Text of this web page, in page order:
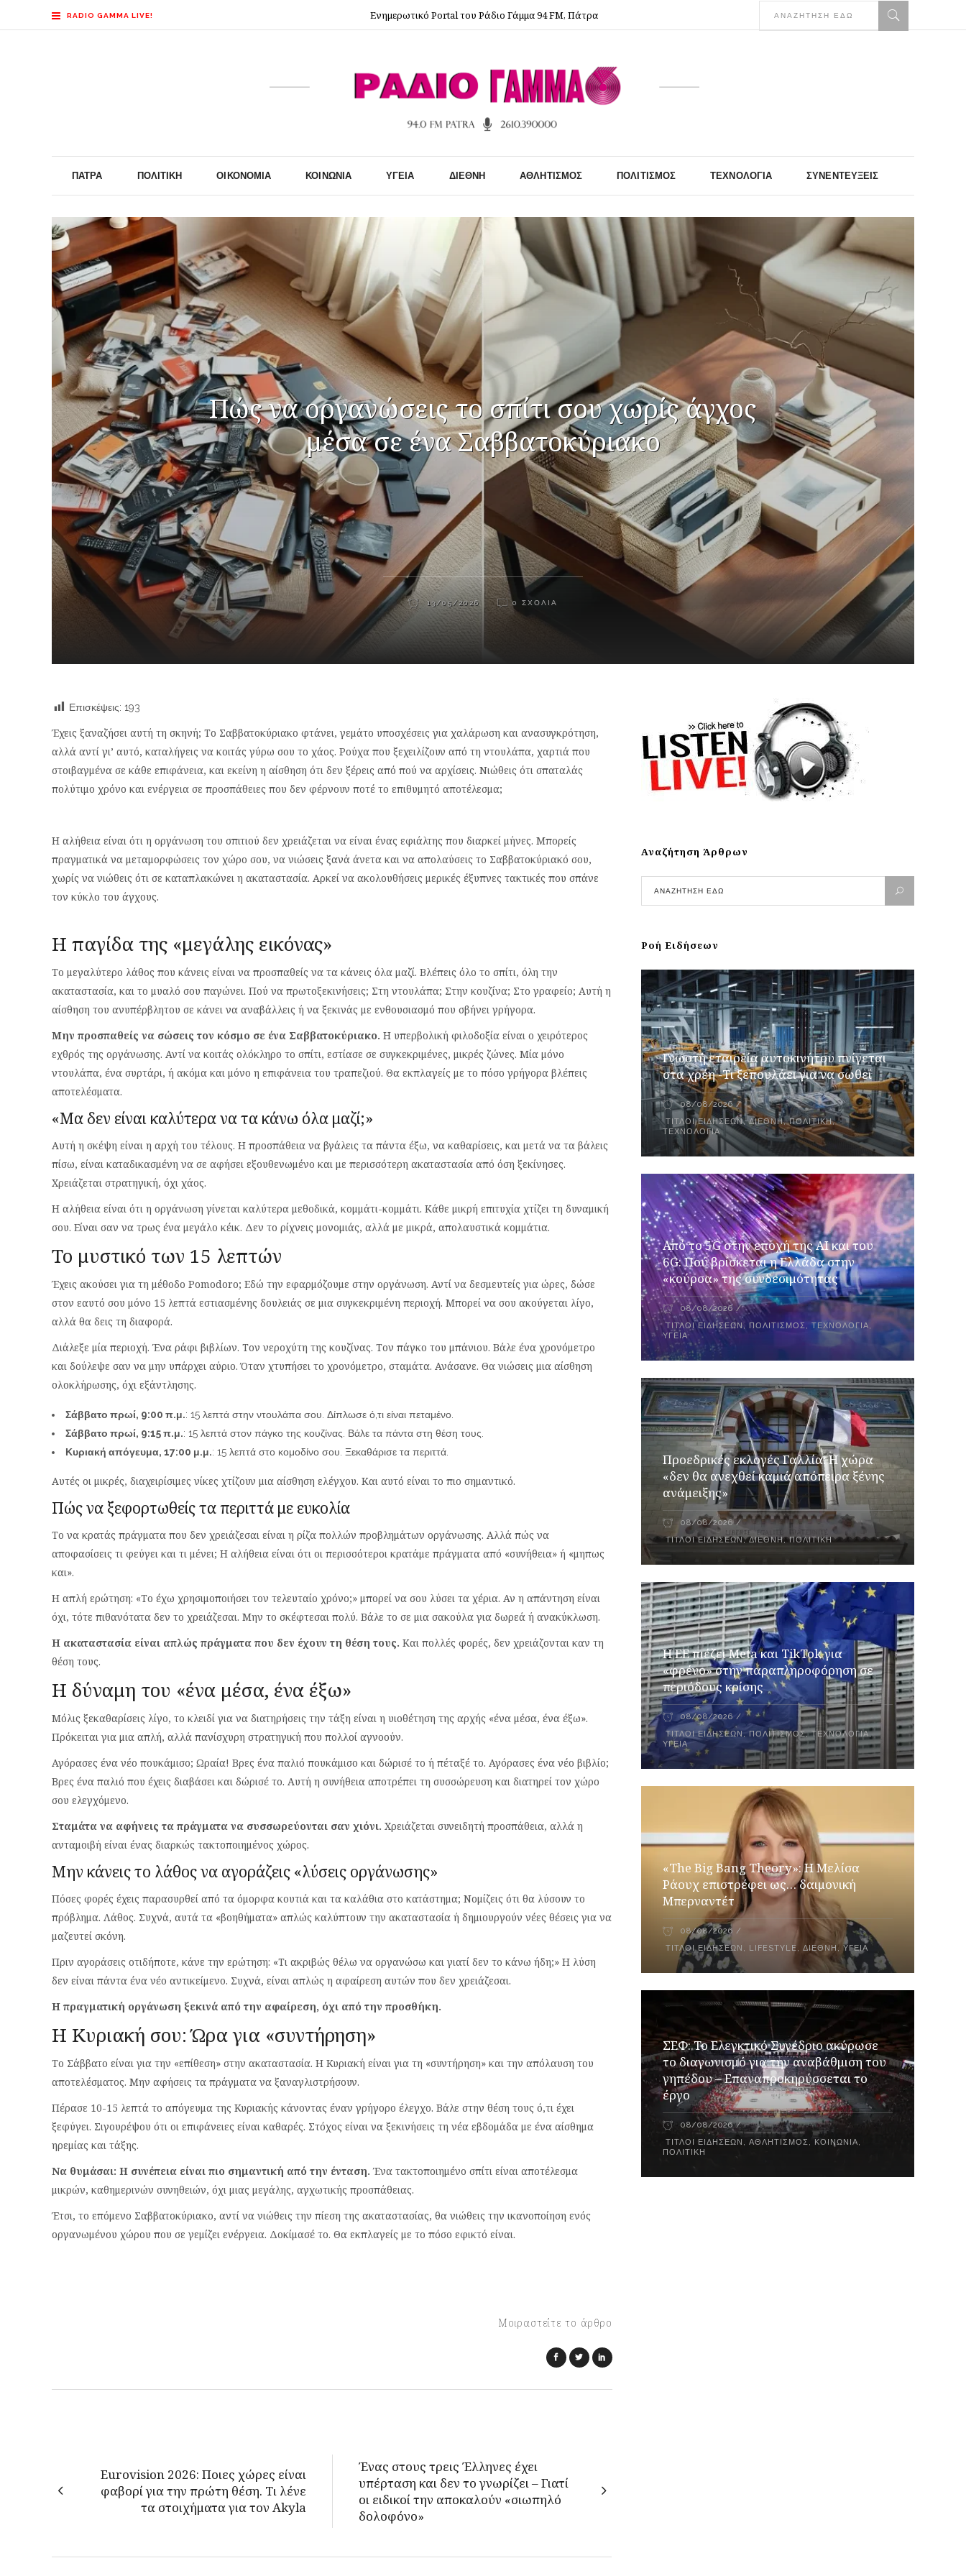
RADIO GAMMA LIVE! Ενημερωτικό Portal του Ράδιο Γάμμα 94 FM, Πάτρα
ΠΆΤΡΑ ΠΟΛΙΤΙΚΉ ΟΙΚΟΝΟΜΊΑ ΚΟΙΝΩΝΊΑ ΥΓΕΊΑ ΔΙΕΘΝΉ ΑΘΛΗΤΙΣΜΌΣ ΠΟΛΙΤΙΣΜΌΣ ΤΕΧΝΟΛΟΓΊΑ ΣΥΝΕΝΤΕΎΞΕΙΣ
Πώς να οργανώσεις το σπίτι σου χωρίς άγχος
μέσα σε ένα Σαββατοκύριακο
13/05/2026 0 ΣΧΌΛΙΑ
Επισκέψεις: 193
Έχεις ξαναζήσει αυτή τη σκηνή; Το Σαββατοκύριακο φτάνει, γεμάτο υποσχέσεις για χαλάρωση και ανασυγκρότηση,
αλλά αντί γι’ αυτό, καταλήγεις να κοιτάς γύρω σου το χάος. Ρούχα που ξεχειλίζουν από τη ντουλάπα, χαρτιά που
στοιβαγμένα σε κάθε επιφάνεια, και εκείνη η αίσθηση ότι δεν ξέρεις από πού να αρχίσεις. Νιώθεις ότι σπαταλάς
πολύτιμο χρόνο και ενέργεια σε προσπάθειες που δεν φέρνουν ποτέ το επιθυμητό αποτέλεσμα;
Η αλήθεια είναι ότι η οργάνωση του σπιτιού δεν χρειάζεται να είναι ένας εφιάλτης που διαρκεί μήνες. Μπορείς
πραγματικά να μεταμορφώσεις τον χώρο σου, να νιώσεις ξανά άνετα και να απολαύσεις το Σαββατοκύριακό σου,
χωρίς να νιώθεις ότι σε καταπλακώνει η ακαταστασία. Αρκεί να ακολουθήσεις μερικές έξυπνες τακτικές που σπάνε
τον κύκλο του άγχους.
Η παγίδα της «μεγάλης εικόνας»
Το μεγαλύτερο λάθος που κάνεις είναι να προσπαθείς να τα κάνεις όλα μαζί. Βλέπεις όλο το σπίτι, όλη την
ακαταστασία, και το μυαλό σου παγώνει. Πού να πρωτοξεκινήσεις; Στη ντουλάπα; Στην κουζίνα; Στο γραφείο; Αυτή η
αίσθηση του ανυπέρβλητου σε κάνει να αναβάλλεις ή να ξεκινάς με ενθουσιασμό που σβήνει γρήγορα.
Μην προσπαθείς να σώσεις τον κόσμο σε ένα Σαββατοκύριακο. Η υπερβολική φιλοδοξία είναι ο χειρότερος
εχθρός της οργάνωσης. Αντί να κοιτάς ολόκληρο το σπίτι, εστίασε σε συγκεκριμένες, μικρές ζώνες. Μία μόνο
ντουλάπα, ένα συρτάρι, ή ακόμα και μόνο η επιφάνεια του τραπεζιού. Θα εκπλαγείς με το πόσο γρήγορα βλέπεις
αποτελέσματα.
«Μα δεν είναι καλύτερα να τα κάνω όλα μαζί;»
Αυτή η σκέψη είναι η αρχή του τέλους. Η προσπάθεια να βγάλεις τα πάντα έξω, να καθαρίσεις, και μετά να τα βάλεις
πίσω, είναι καταδικασμένη να σε αφήσει εξουθενωμένο και με περισσότερη ακαταστασία από όση ξεκίνησες.
Χρειάζεται στρατηγική, όχι χάος.
Η αλήθεια είναι ότι η οργάνωση γίνεται καλύτερα μεθοδικά, κομμάτι-κομμάτι. Κάθε μικρή επιτυχία χτίζει τη δυναμική
σου. Είναι σαν να τρως ένα μεγάλο κέικ. Δεν το ρίχνεις μονομιάς, αλλά με μικρά, απολαυστικά κομμάτια.
Το μυστικό των 15 λεπτών
Έχεις ακούσει για τη μέθοδο Pomodoro; Εδώ την εφαρμόζουμε στην οργάνωση. Αντί να δεσμευτείς για ώρες, δώσε
στον εαυτό σου μόνο 15 λεπτά εστιασμένης δουλειάς σε μια συγκεκριμένη περιοχή. Μπορεί να σου ακούγεται λίγο,
αλλά θα δεις τη διαφορά.
Διάλεξε μία περιοχή. Ένα ράφι βιβλίων. Τον νεροχύτη της κουζίνας. Τον πάγκο του μπάνιου. Βάλε ένα χρονόμετρο
και δούλεψε σαν να μην υπάρχει αύριο. Όταν χτυπήσει το χρονόμετρο, σταμάτα. Ανάσανε. Θα νιώσεις μια αίσθηση
ολοκλήρωσης, όχι εξάντλησης.
Σάββατο πρωί, 9:00 π.μ.: 15 λεπτά στην ντουλάπα σου. Δίπλωσε ό,τι είναι πεταμένο.
Σάββατο πρωί, 9:15 π.μ.: 15 λεπτά στον πάγκο της κουζίνας. Βάλε τα πάντα στη θέση τους.
Κυριακή απόγευμα, 17:00 μ.μ.: 15 λεπτά στο κομοδίνο σου. Ξεκαθάρισε τα περιττά.
Αυτές οι μικρές, διαχειρίσιμες νίκες χτίζουν μια αίσθηση ελέγχου. Και αυτό είναι το πιο σημαντικό.
Πώς να ξεφορτωθείς τα περιττά με ευκολία
Το να κρατάς πράγματα που δεν χρειάζεσαι είναι η ρίζα πολλών προβλημάτων οργάνωσης. Αλλά πώς να
αποφασίσεις τι φεύγει και τι μένει; Η αλήθεια είναι ότι οι περισσότεροι κρατάμε πράγματα από «συνήθεια» ή «μηπως
και».
Η απλή ερώτηση: «Το έχω χρησιμοποιήσει τον τελευταίο χρόνο;» μπορεί να σου λύσει τα χέρια. Αν η απάντηση είναι
όχι, τότε πιθανότατα δεν το χρειάζεσαι. Μην το σκέφτεσαι πολύ. Βάλε το σε μια σακούλα για δωρεά ή ανακύκλωση.
Η ακαταστασία είναι απλώς πράγματα που δεν έχουν τη θέση τους. Και πολλές φορές, δεν χρειάζονται καν τη
θέση τους.
Η δύναμη του «ένα μέσα, ένα έξω»
Μόλις ξεκαθαρίσεις λίγο, το κλειδί για να διατηρήσεις την τάξη είναι η υιοθέτηση της αρχής «ένα μέσα, ένα έξω».
Πρόκειται για μια απλή, αλλά πανίσχυρη στρατηγική που πολλοί αγνοούν.
Αγόρασες ένα νέο πουκάμισο; Ωραία! Βρες ένα παλιό πουκάμισο και δώρισέ το ή πέταξέ το. Αγόρασες ένα νέο βιβλίο;
Βρες ένα παλιό που έχεις διαβάσει και δώρισέ το. Αυτή η συνήθεια αποτρέπει τη συσσώρευση και διατηρεί τον χώρο
σου ελεγχόμενο.
Σταμάτα να αφήνεις τα πράγματα να συσσωρεύονται σαν χιόνι. Χρειάζεται συνειδητή προσπάθεια, αλλά η
ανταμοιβή είναι ένας διαρκώς τακτοποιημένος χώρος.
Μην κάνεις το λάθος να αγοράζεις «λύσεις οργάνωσης»
Πόσες φορές έχεις παρασυρθεί από τα όμορφα κουτιά και τα καλάθια στο κατάστημα; Νομίζεις ότι θα λύσουν το
πρόβλημα. Λάθος. Συχνά, αυτά τα «βοηθήματα» απλώς καλύπτουν την ακαταστασία ή δημιουργούν νέες θέσεις για να
μαζευτεί σκόνη.
Πριν αγοράσεις οτιδήποτε, κάνε την ερώτηση: «Τι ακριβώς θέλω να οργανώσω και γιατί δεν το κάνω ήδη;» Η λύση
δεν είναι πάντα ένα νέο αντικείμενο. Συχνά, είναι απλώς η αφαίρεση αυτών που δεν χρειάζεσαι.
Η πραγματική οργάνωση ξεκινά από την αφαίρεση, όχι από την προσθήκη.
Η Κυριακή σου: Ώρα για «συντήρηση»
Το Σάββατο είναι για την «επίθεση» στην ακαταστασία. Η Κυριακή είναι για τη «συντήρηση» και την απόλαυση του
αποτελέσματος. Μην αφήσεις τα πράγματα να ξαναγλιστρήσουν.
Πέρασε 10-15 λεπτά το απόγευμα της Κυριακής κάνοντας έναν γρήγορο έλεγχο. Βάλε στην θέση τους ό,τι έχει
ξεφύγει. Σιγουρέψου ότι οι επιφάνειες είναι καθαρές. Στόχος είναι να ξεκινήσεις τη νέα εβδομάδα με ένα αίσθημα
ηρεμίας και τάξης.
Να θυμάσαι: Η συνέπεια είναι πιο σημαντική από την ένταση. Ένα τακτοποιημένο σπίτι είναι αποτέλεσμα
μικρών, καθημερινών συνηθειών, όχι μιας μεγάλης, αγχωτικής προσπάθειας.
Έτσι, το επόμενο Σαββατοκύριακο, αντί να νιώθεις την πίεση της ακαταστασίας, θα νιώθεις την ικανοποίηση ενός
οργανωμένου χώρου που σε γεμίζει ενέργεια. Δοκίμασέ το. Θα εκπλαγείς με το πόσο εφικτό είναι.
Μοιραστείτε το άρθρο
Eurovision 2026: Ποιες χώρες είναι
φαβορί για την πρώτη θέση. Τι λένε
τα στοιχήματα για τον Akyla
Ένας στους τρεις Έλληνες έχει
υπέρταση και δεν το γνωρίζει – Γιατί
οι ειδικοί την αποκαλούν «σιωπηλό
δολοφόνο»
Αναζήτηση Άρθρων
Ροή Ειδήσεων
Γνωστή εταιρεία αυτοκινήτου πνίγεται
στα χρέη -Τι ξεπουλάει για να σωθεί
08/08/2026
ΤΊΤΛΟΙ ΕΙΔΉΣΕΩΝ,ΔΙΕΘΝΉ,ΠΟΛΙΤΙΚΉ,
ΤΕΧΝΟΛΟΓΊΑ
Από το 5G στην εποχή της AI και του
6G: Πού βρίσκεται η Ελλάδα στην
«κούρσα» της συνδεσιμότητας
08/08/2026
ΤΊΤΛΟΙ ΕΙΔΉΣΕΩΝ , ΠΟΛΙΤΙΣΜΌΣ,ΤΕΧΝΟΛΟΓΊΑ,
ΥΓΕΊΑ
Προεδρικές εκλογές Γαλλία: Η χώρα
«δεν θα ανεχθεί καμιά απόπειρα ξένης
ανάμειξης»
08/08/2026
ΤΊΤΛΟΙ ΕΙΔΉΣΕΩΝ,ΔΙΕΘΝΉ,ΠΟΛΙΤΙΚΉ
Η ΕΕ πιέζει Meta και TikTok για
«φρένο» στην παραπληροφόρηση σε
περιόδους κρίσης
08/08/2026
ΤΊΤΛΟΙ ΕΙΔΉΣΕΩΝ , ΠΟΛΙΤΙΣΜΌΣ,ΤΕΧΝΟΛΟΓΊΑ,
ΥΓΕΊΑ
«The Big Bang Theory»: Η Μελίσα
Ράουχ επιστρέφει ως… δαιμονική
Μπερναντέτ
08/08/2026
ΤΊΤΛΟΙ ΕΙΔΉΣΕΩΝ , LIFESTYLE,ΔΙΕΘΝΉ ,ΥΓΕΊΑ
ΣΕΦ: Το Ελεγκτικό Συνέδριο ακύρωσε
το διαγωνισμό για την αναβάθμιση του
γηπέδου – Επαναπροκηρύσσεται το
έργο
08/08/2026
ΤΊΤΛΟΙ ΕΙΔΉΣΕΩΝ ,ΑΘΛΗΤΙΣΜΌΣ, ΚΟΙΝΩΝΊΑ,
ΠΟΛΙΤΙΚΉ